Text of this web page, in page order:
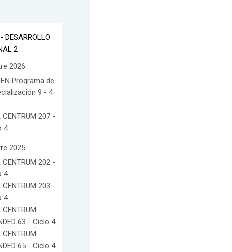
DESARROLLO
2
2026
Programa de
9 - 4
CENTRUM 207 -
4
2025
CENTRUM 202 -
4
CENTRUM 203 -
4
CENTRUM
63 - Ciclo 4
CENTRUM
65 - Ciclo 4